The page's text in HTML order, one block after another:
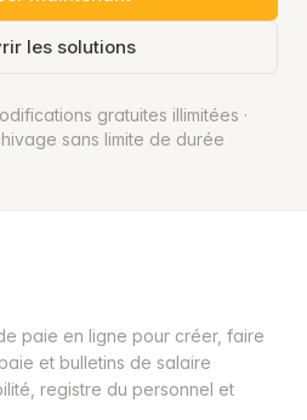
les solutions
gratuites illimitées ·
sans limite de durée
paie en ligne pour créer, faire
et bulletins de salaire
registre du personnel et